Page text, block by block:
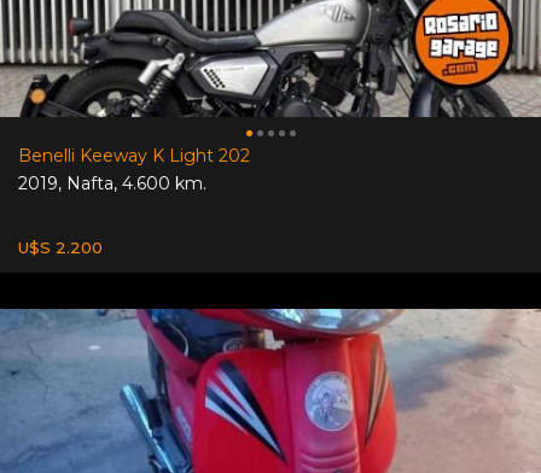
Benelli Keeway K Light 202
2019, Nafta, 4.600 km.
U$S 2.200